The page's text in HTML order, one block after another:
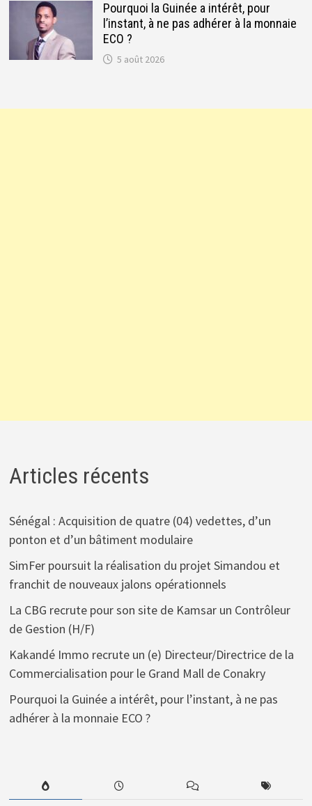
Pourquoi la Guinée a intérêt, pour
l’instant, à ne pas adhérer à la monnaie
ECO ?
5 août 2026
Articles récents
Sénégal : Acquisition de quatre (04) vedettes, d’un
ponton et d’un bâtiment modulaire
SimFer poursuit la réalisation du projet Simandou et
franchit de nouveaux jalons opérationnels
La CBG recrute pour son site de Kamsar un Contrôleur
de Gestion (H/F)
Kakandé Immo recrute un (e) Directeur/Directrice de la
Commercialisation pour le Grand Mall de Conakry
Pourquoi la Guinée a intérêt, pour l’instant, à ne pas
adhérer à la monnaie ECO ?